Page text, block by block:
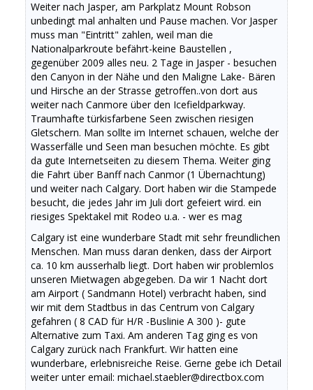
Weiter nach Jasper, am Parkplatz Mount Robson
unbedingt mal anhalten und Pause machen. Vor Jasper
muss man "Eintritt" zahlen, weil man die
Nationalparkroute befährt-keine Baustellen ,
gegenüber 2009 alles neu. 2 Tage in Jasper - besuchen
den Canyon in der Nähe und den Maligne Lake- Bären
und Hirsche an der Strasse getroffen..von dort aus
weiter nach Canmore über den Icefieldparkway.
Traumhafte türkisfarbene Seen zwischen riesigen
Gletschern. Man sollte im Internet schauen, welche der
Wasserfälle und Seen man besuchen möchte. Es gibt
da gute Internetseiten zu diesem Thema. Weiter ging
die Fahrt über Banff nach Canmor (1 Übernachtung)
und weiter nach Calgary. Dort haben wir die Stampede
besucht, die jedes Jahr im Juli dort gefeiert wird. ein
riesiges Spektakel mit Rodeo u.a. - wer es mag
Calgary ist eine wunderbare Stadt mit sehr freundlichen
Menschen. Man muss daran denken, dass der Airport
ca. 10 km ausserhalb liegt. Dort haben wir problemlos
unseren Mietwagen abgegeben. Da wir 1 Nacht dort
am Airport ( Sandmann Hotel) verbracht haben, sind
wir mit dem Stadtbus in das Centrum von Calgary
gefahren ( 8 CAD für H/R -Buslinie A 300 )- gute
Alternative zum Taxi. Am anderen Tag ging es von
Calgary zurück nach Frankfurt. Wir hatten eine
wunderbare, erlebnisreiche Reise. Gerne gebe ich Detail
weiter unter email: michael.staebler@directbox.com